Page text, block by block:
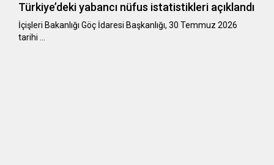
Türkiye’deki yabancı nüfus istatistikleri açıklandı
​​​​​​​İçişleri Bakanlığı Göç İdaresi Başkanlığı, 30 Temmuz 2026
tarihi …